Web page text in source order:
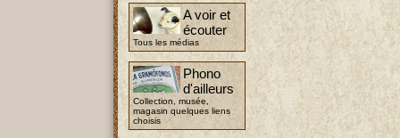
A voir et
écouter
Tous les médias
Phono
d'ailleurs
Collection, musée,
magasin quelques liens
choisis